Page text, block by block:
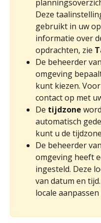
Deze
gebruikt in uw
informatie over
opdrachten, zie
De beheerder
omgeving
kunt kiezen.
contact op met
De tijdzone
automatisch
kunt u de
De beheerder
omgeving heeft
ingesteld. Deze
van datum en
locale